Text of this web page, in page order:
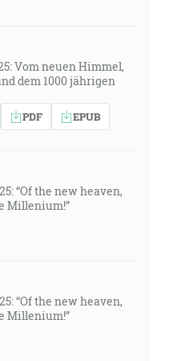
Vom neuen Himmel,
dem 1000 jährigen
PDF EPUB
“Of the new heaven,
Millenium!”
“Of the new heaven,
Millenium!”